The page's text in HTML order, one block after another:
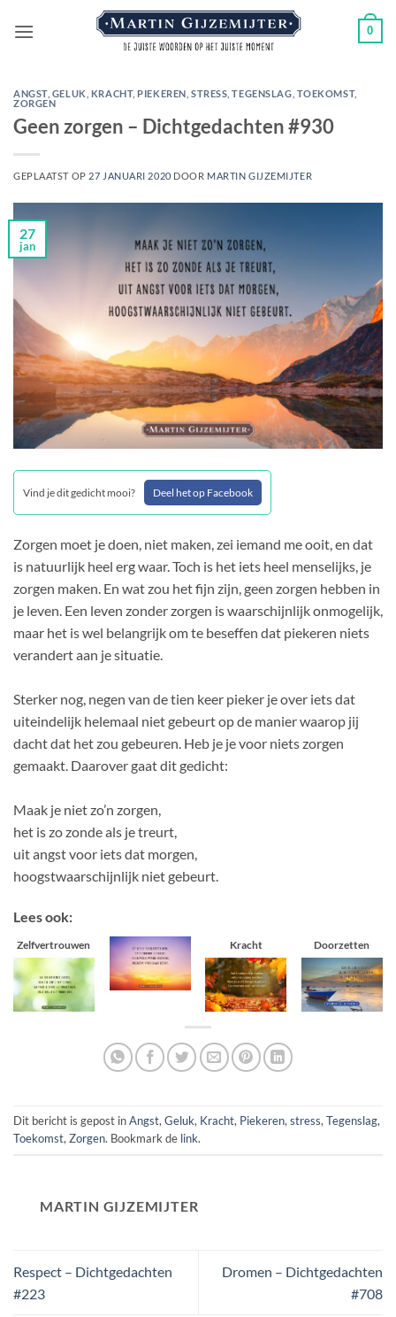
naar
0
ANGST, GELUK KRACHT, PIEKEREN STRESS ,TEGENSLAG TOEKOMST,
ZORGEN
Geen zorgen – Dichtgedachten #930
GEPLAATST OP 27 JANUARI 2020 DOOR MARTIN GIJZEMIJTER
27
jan
Vind je dit gedicht mooi? Deel het op Facebook
Zorgen moet je doen, niet maken, zei iemand me ooit, en dat
is natuurlijk heel erg waar. Toch is het iets heel menselijks, je
zorgen maken. En wat zou het fijn zijn, geen zorgen hebben in
je leven. Een leven zonder zorgen is waarschijnlijk onmogelijk,
maar het is wel belangrijk om te beseffen dat piekeren niets
verandert aan je situatie.
Sterker nog, negen van de tien keer pieker je over iets dat
uiteindelijk helemaal niet gebeurt op de manier waarop jij
dacht dat het zou gebeuren. Heb je je voor niets zorgen
gemaakt. Daarover gaat dit gedicht:
Maak je niet zo’n zorgen,
het is zo zonde als je treurt,
uit angst voor iets dat morgen,
hoogstwaarschijnlijk niet gebeurt.
Lees ook:
Zelfvertrouwen Kracht Doorzetten
Dit bericht is gepost inAngst, Geluk, Kracht, Piekeren, stress, Tegenslag,
Toekomst, Zorgen. Bookmark de link.
MARTIN GIJZEMIJTER
Respect – Dichtgedachten
#223
Dromen – Dichtgedachten
#708